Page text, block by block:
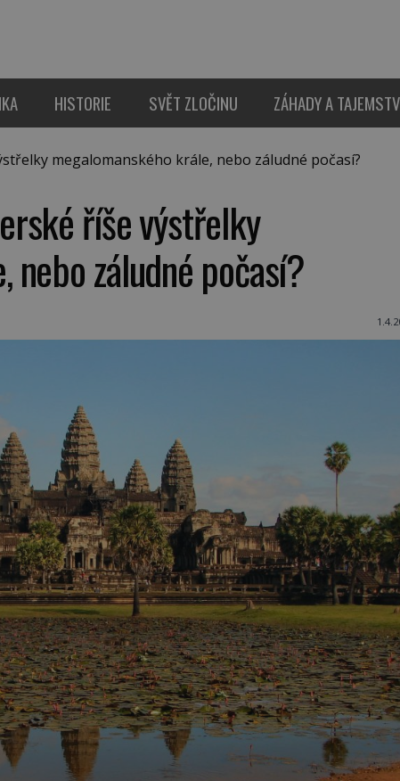
HISTORIE SVĚT ZLOČINU ZÁHADY A
megalomanského krále, nebo záludné počasí?
říše výstřelky
záludné počasí?